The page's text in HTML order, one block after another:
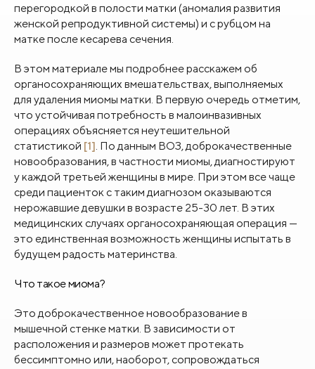
перегородкой в полости матки (аномалия развития
женской репродуктивной системы) и с рубцом на
матке после кесарева сечения.
В этом материале мы подробнее расскажем об
органосохраняющих вмешательствах, выполняемых
для удаления миомы матки. В первую очередь отметим,
что устойчивая потребность в малоинвазивных
операциях объясняется неутешительной
статистикой [1]. По данным ВОЗ, доброкачественные
новообразования, в частности миомы, диагностируют
у каждой третьей женщины в мире. При этом все чаще
среди пациенток с таким диагнозом оказываются
нерожавшие девушки в возрасте 25-30 лет. В этих
медицинских случаях органосохраняющая операция —
это единственная возможность женщины испытать в
будущем радость материнства.
Что такое миома?
Это доброкачественное новообразование в
мышечной стенке матки. В зависимости от
расположения и размеров может протекать
бессимптомно или, наоборот, сопровождаться